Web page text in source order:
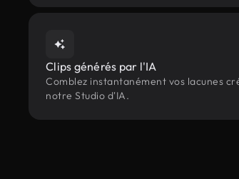
Clips générés par l'IA
Comblez instantanément vos lacunes
notre Studio d'IA.